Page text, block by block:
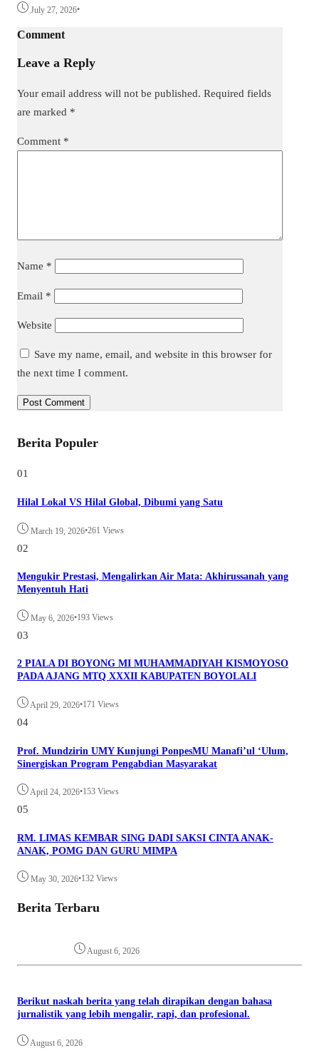
July 27, 2026•
Comment
Leave a Reply
Your email address will not be published. Required fields
are marked *
Comment *
Name *
Email *
Website
Save my name, email, and website in this browser for
the next time I comment.
Berita Populer
01
Hilal Lokal VS Hilal Global, Dibumi yang Satu
March 19, 2026•261 Views
02
Mengukir Prestasi, Mengalirkan Air Mata: Akhirussanah yang
Menyentuh Hati
May 6, 2026•193 Views
03
2 PIALA DI BOYONG MI MUHAMMADIYAH KISMOYOSO
PADA AJANG MTQ XXXII KABUPATEN BOYOLALI
April 29, 2026•171 Views
04
Prof. Mundzirin UMY Kunjungi PonpesMU Manafi’ul ‘Ulum,
Sinergiskan Program Pengabdian Masyarakat
April 24, 2026•153 Views
05
RM. LIMAS KEMBAR SING DADI SAKSI CINTA ANAK-
ANAK, POMG DAN GURU MIMPA
May 30, 2026•132 Views
Berita Terbaru
August 6, 2026
Berikut naskah berita yang telah dirapikan dengan bahasa
jurnalistik yang lebih mengalir, rapi, dan profesional.
August 6, 2026